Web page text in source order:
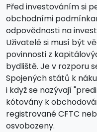
Před investováním si
obchodními
odpovědnosti na
Uživatelé si musí být
povinnosti z
bydliště. Je v rozporu
Spojených států k
i když se nazývají
kótovány k
registrované CFTC
osvobozeny.